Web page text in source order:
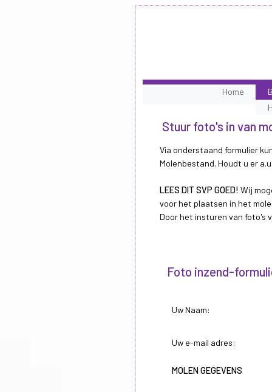
Home
Stuur foto's in van
Via onderstaand formulier
Molenbestand. Houdt u er
LEES DIT SVP GOED! Wij
voor het plaatsen in het
Door het insturen van foto's
Foto inzend-
Uw Naam:
Uw e-mail adres:
MOLEN GEGEVENS